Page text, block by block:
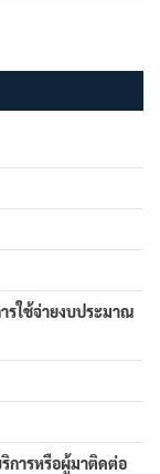
รใช้จ่ายงบประมาณ
การหรือผู้มาติดต่อ